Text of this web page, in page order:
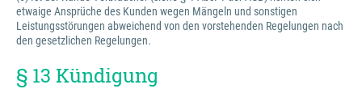
etwaige Ansprüche des Kunden wegen Mängeln und sonstigen
Leistungsstörungen abweichend von den vorstehenden Regelungen nach
den gesetzlichen Regelungen.
§ 13 Kündigung